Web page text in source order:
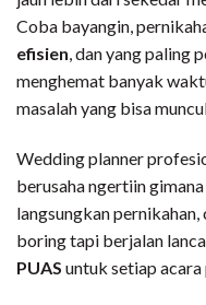
Coba bayangin,
efisien, dan yang paling
menghemat banyak
masalah yang bisa
Wedding planner
berusaha ngertiin
langsungkan
boring tapi berjalan
PUAS untuk setiap